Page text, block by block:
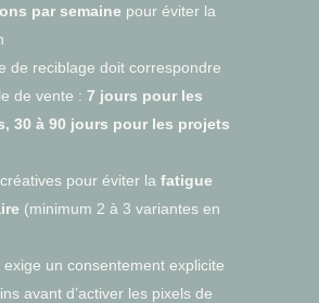
par semaine pour éviter la
de reciblage doit correspondre
de vente : 7 jours pour les
30 à 90 jours pour les projets
pour éviter la fatigue
(minimum 2 à 3 variantes en
exige un consentement explicite
avant d’activer les pixels de